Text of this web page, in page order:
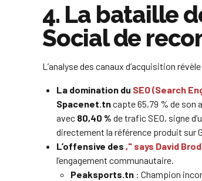
4. La bataille
Social de
L’analyse des canaux d’acquisition
La domination du SEO (Search
Spacenet.tncapte 65,79 % de son
avec 80,40 % de trafic SEO, signe
directement la référence produit sur
L’offensive des ," says David
l’engagement communautaire.
Peaksports.tn : Champion